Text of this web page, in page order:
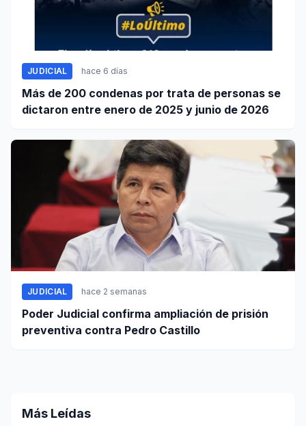
JUDICIAL hace 6 días
Más de 200 condenas por trata de personas se
dictaron entre enero de 2025 y junio de 2026
JUDICIAL hace 2 semanas
Poder Judicial confirma ampliación de prisión
preventiva contra Pedro Castillo
Más Leídas